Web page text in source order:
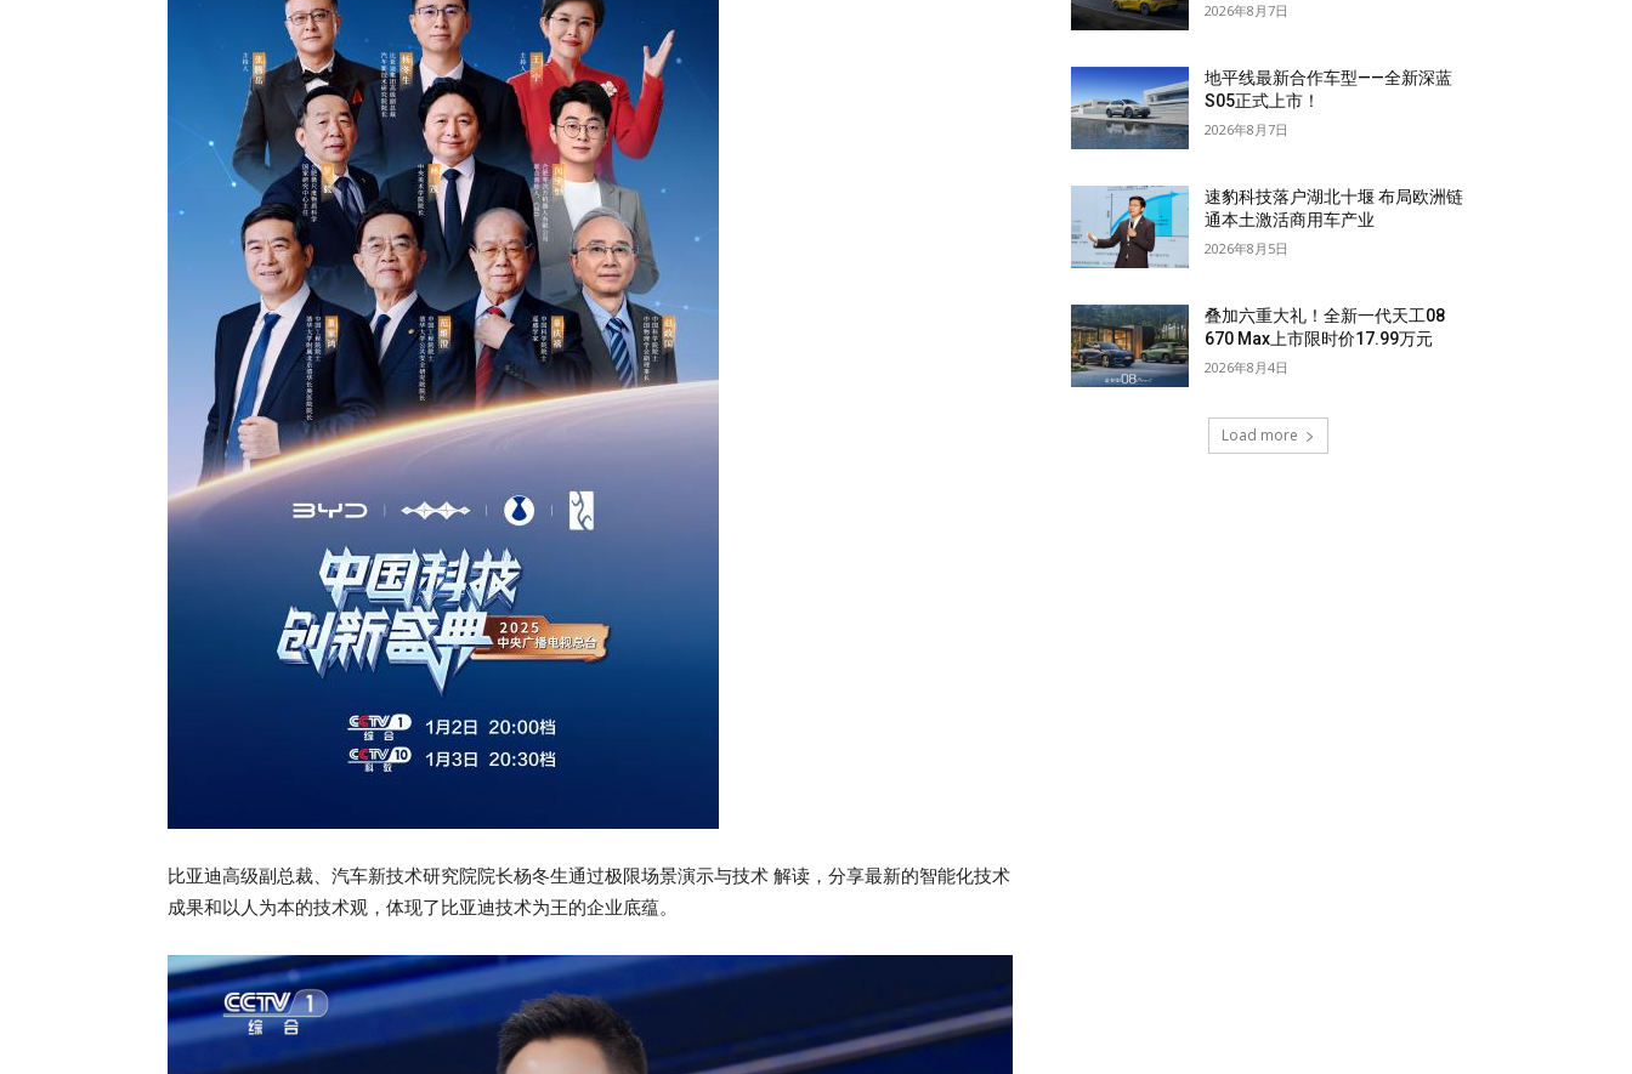
比亚迪高级副总裁、汽车新技术研究院院长杨冬生通过极限场景演示与技术 解读，分享最新的智能化技术
成果和以人为本的技术观，体现了比亚迪技术为王的企业底蕴。
2026年8月7日
地平线最新合作车型——全新深蓝
S05正式上市！
2026年8月7日
速豹科技落户湖北十堰 布局欧洲链
通本土激活商用车产业
2026年8月5日
叠加六重大礼！全新一代天工08
670 Max上市限时价17.99万元
2026年8月4日
Load more